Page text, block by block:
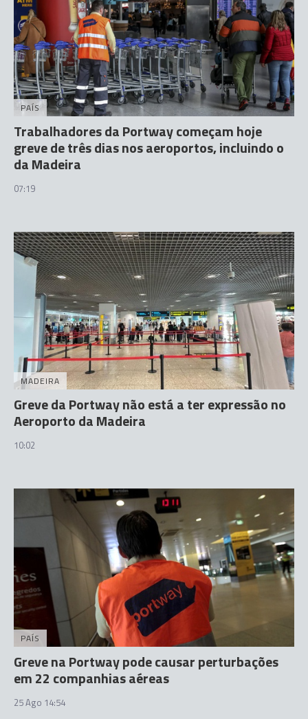
PAÍS
Trabalhadores da Portway começam hoje
greve de três dias nos aeroportos, incluindo o
da Madeira
07:19
MADEIRA
Greve da Portway não está a ter expressão no
Aeroporto da Madeira
10:02
PAÍS
Greve na Portway pode causar perturbações
em 22 companhias aéreas
25 Ago 14:54